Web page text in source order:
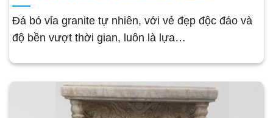
Đá bó vỉa granite tự nhiên, với vẻ đẹp độc đáo và
độ bền vượt thời gian, luôn là lựa…